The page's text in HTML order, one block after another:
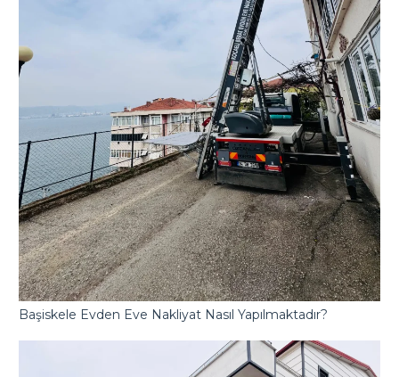
Başiskele Evden Eve Nakliyat Nasıl Yapılmaktadır?